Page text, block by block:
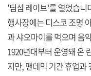
'딤섬 레이브'를 열었습니
행사장에는 디스코 조명
과 샤오마이를 먹으며 음
1920년대부터 운영돼 온
지만, 팬데믹 기간 휴업과